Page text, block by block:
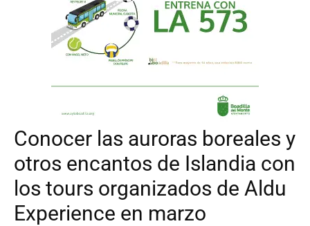
Conocer las auroras boreales y
otros encantos de Islandia con
los tours organizados de Aldu
Experience en marzo